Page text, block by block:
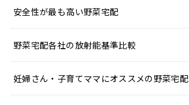
安全性が最も高い野菜宅配
野菜宅配各社の放射能基準比較
妊婦さん・子育てママにオススメの野菜宅配